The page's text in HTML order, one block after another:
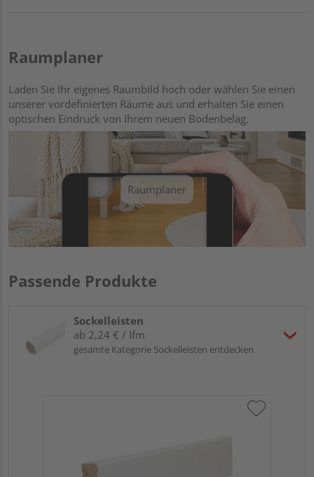
Raumplaner
Laden Sie Ihr eigenes Raumbild hoch oder wählen Sie einen
unserer vordefinierten Räume aus und erhalten Sie einen
optischen Eindruck von Ihrem neuen Bodenbelag.
Raumplaner
Passende Produkte
Sockelleisten
ab 2,24 € / lfm
gesamte Kategorie Sockelleisten entdecken